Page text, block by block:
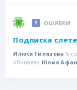
ОШИБКИ
Подписка
Илюся Гилязова 5
обновлён Юлия